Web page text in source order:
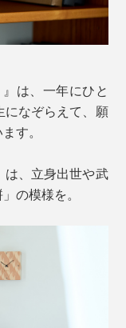
は、一年にひと
なぞらえて、願
す。
は、立身出世や武
の模様を。